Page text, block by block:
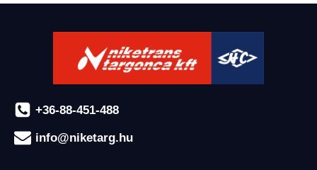
+36-88-451-488
info@niketarg.hu